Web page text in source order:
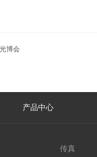
博会
产品中心
传真